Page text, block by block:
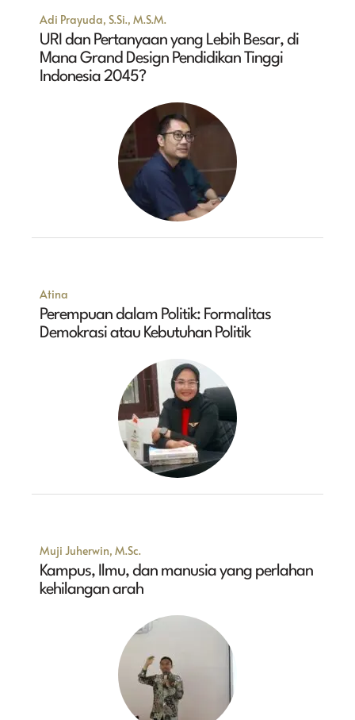
Adi Prayuda, S.Si., M.S.M.
URI dan Pertanyaan yang Lebih Besar, di
Mana Grand Design Pendidikan Tinggi
Indonesia 2045?
Atina
Perempuan dalam Politik: Formalitas
Demokrasi atau Kebutuhan Politik
Muji Juherwin, M.Sc.
Kampus, Ilmu, dan manusia yang perlahan
kehilangan arah